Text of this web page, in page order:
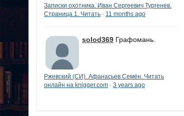
Записки охотника. Иван Сергеевич Тургенев.
Страница 1. Читать · 11 months ago
solod369 Графомань.
Ржевский (СИ). Афанасьев Семён. Читать
онлайн на knigger.com · 3 years ago